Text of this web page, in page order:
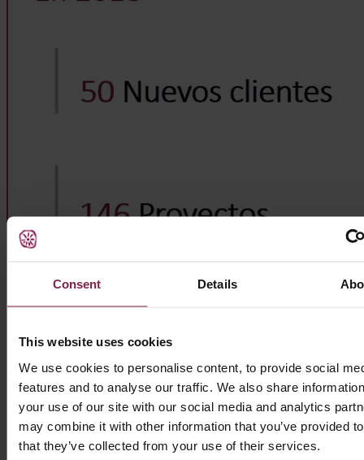
Consent Details
This website uses cookies
We use cookies to personalise content, to provide social
features and to analyse our traffic. We also share
your use of our site with our social media and analytics
may combine it with other information that you’ve provided
that they’ve collected from your use of their services.